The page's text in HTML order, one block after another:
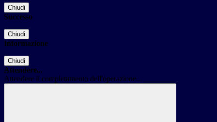
Chiudi
Successo
Chiudi
Informazione
Chiudi
Attendere...
Attendere il completamento dell'operazione...